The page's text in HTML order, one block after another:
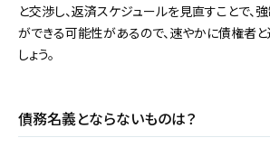
と交渉し、返済スケジュールを見直すことで、
ができる可能性があるので、速やかに債権者
しょう。
債務名義とならないものは？